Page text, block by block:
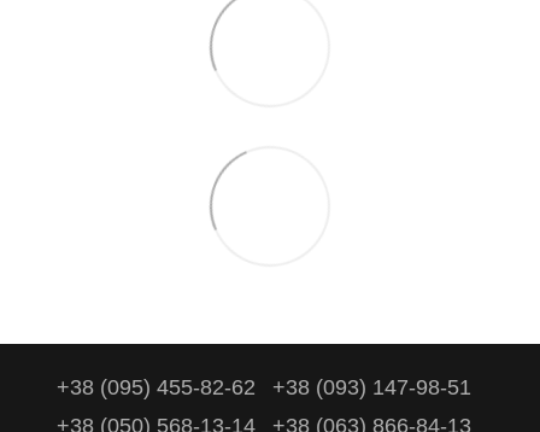
+38 (095) 455-82-62
+38 (093) 147-98-51
+38 (050) 568-13-14
+38 (063) 866-84-13